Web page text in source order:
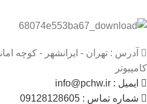
آدرس : تهران - ایرانشهر - کوچه
کامپیوتر
ایمیل : info@pchw.ir
شماره تماس : 09128128605